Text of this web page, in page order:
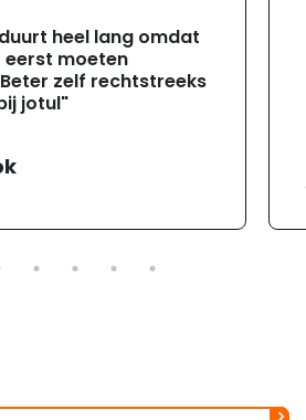
heel lang omdat
eerst moeten
zelf rechtstreeks
jotul"